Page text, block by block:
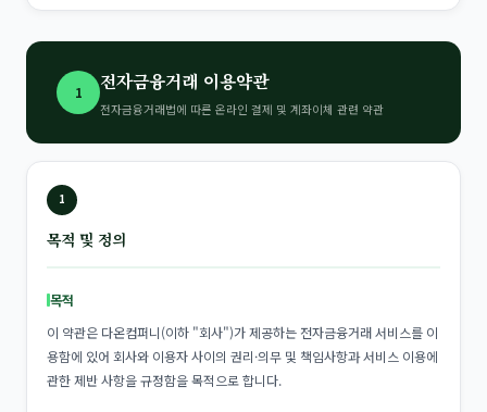
1 전자금융거래 이용약관
전자금융거래법에 따른 온라인 결제 및 계좌이체 관련 약관
1
목적 및 정의
목적
이 약관은 다온컴퍼니(이하 "회사")가 제공하는 전자금융거래 서비스를 이
용함에 있어 회사와 이용자 사이의 권리·의무 및 책임사항과 서비스 이용에
관한 제반 사항을 규정함을 목적으로 합니다.